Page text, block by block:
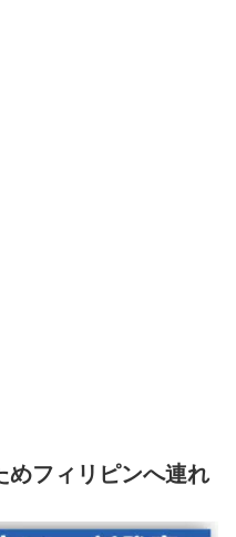
めフィリピンへ連れ